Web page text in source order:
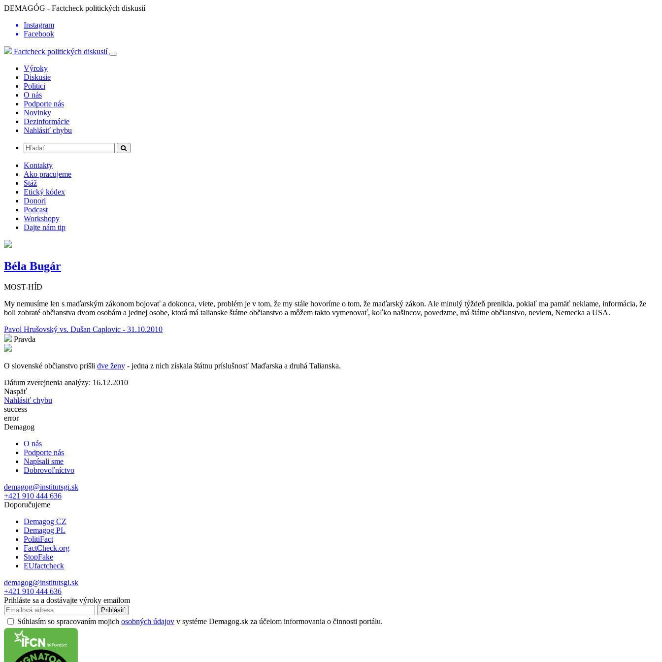
DEMAGÓG - Factcheck politických diskusií
Instagram
Facebook
Factcheck politických diskusií
Výroky
Diskusie
Politici
O nás
Podporte nás
Novinky
Dezinformácie
Nahlásiť chybu
Kontakty
Ako pracujeme
Stáž
Etický kódex
Donori
Podcast
Workshopy
Dajte nám tip
Béla Bugár
MOST-HÍD
My nemusíme len s maďarským zákonom bojovať a dokonca, viete, problém je v tom, že my stále hovoríme o tom, že maďarský zákon. Ale minulý týždeň prenikla, pokiaľ ma pamäť neklame, informácia, že
boli zobraté občianstva dvom osobám a jednej osobe, ktorá má talianske štátne občianstvo a môžem takto vymenovať, koľko našincov, povedzme, má štátne občianstvo, neviem, Nemecka a USA.
Pavol Hrušovský vs. Dušan Caplovic - 31.10.2010
Pravda
O slovenské občianstvo prišli dve ženy - jedna z nich získala štátnu príslušnosť Maďarska a druhá Talianska.
Dátum zverejnenia analýzy: 16.12.2010
Naspäť
Nahlásiť chybu
success
error
Demagog
O nás
Podporte nás
Napísali sme
Dobrovoľníctvo
demagog@institutsgi.sk
+421 910 444 636
Doporučujeme
Demagog CZ
Demagog PL
PolitiFact
FactCheck.org
StopFake
EUfactcheck
demagog@institutsgi.sk
+421 910 444 636
Prihláste sa a dostávajte výroky emailom
Prihlásiť
Súhlasím so spracovaním mojich osobných údajov v systéme Demagog.sk za účelom informovania o činnosti portálu.